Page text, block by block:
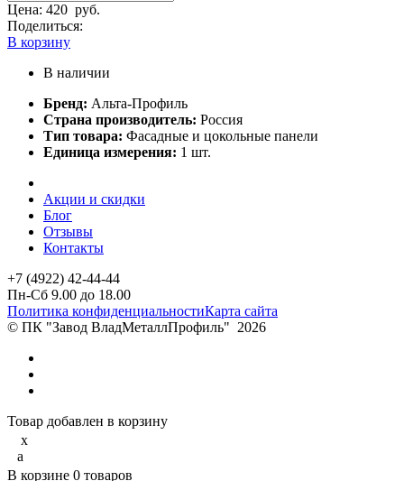
Цена: 420 руб.
Поделиться:
В корзину
В наличии
Бренд: Альта-Профиль
Страна производитель: Россия
Тип товара: Фасадные и цокольные панели
Единица измерения: 1 шт.
Акции и скидки
Блог
Отзывы
Контакты
+7 (4922) 42-44-44
Пн-Сб 9.00 до 18.00
Политика конфиденциальностиКарта сайта
© ПК "Завод ВладМеталлПрофиль" 2026
Товар добавлен в корзину
x
a
В корзине 0 товаров